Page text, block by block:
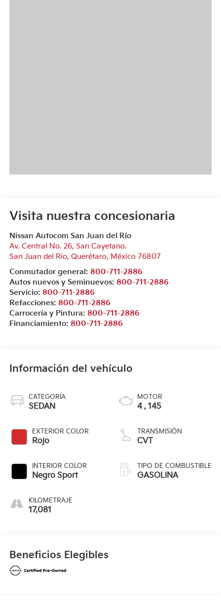
Visita nuestra concesionaria
Nissan Autocom San Juan del Río
Av. Central No. 26, San Cayetano.
San Juan del Río, Querétaro, México 76807
Conmutador general: 800-711-2886
Autos nuevos y Seminuevos: 800-711-2886
Servicio: 800-711-2886
Refacciones: 800-711-2886
Carrocería y Pintura: 800-711-2886
Financiamiento: 800-711-2886
Información del vehículo
CATEGORÍA
SEDAN
EXTERIOR COLOR
Rojo
INTERIOR COLOR
Negro Sport
KILOMETRAJE
17,081
MOTOR
4 , 145
TRANSMISIÓN
CVT
TIPO DE COMBUSTIBLE
GASOLINA
Beneficios Elegibles